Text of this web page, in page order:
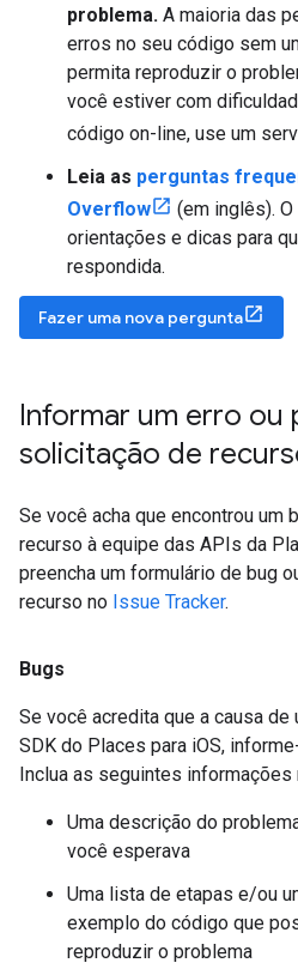
problema. A maioria das
erros no seu código sem
permita reproduzir o
você estiver com
código on-line, use um
Leia as perguntas
Overflow
(em inglês).
orientações e dicas para
respondida.
Fazer uma nova pergunta
Informar um erro ou
solicitação de
Se você acha que encontrou um
recurso à equipe das APIs da
preencha um formulário de bug
recurso no Issue Tracker.
Bugs
Se você acredita que a causa
SDK do Places para iOS,
Inclua as seguintes informações
Uma descrição do
você esperava
Uma lista de etapas e/ou
exemplo do código que
reproduzir o problema